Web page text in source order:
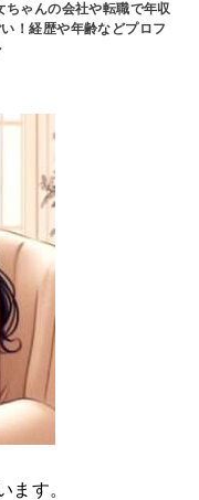
ちゃんの会社や転職で年収
！経歴や年齢などプロフ
ます。